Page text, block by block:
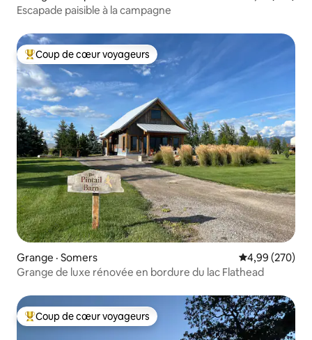
Escapade paisible à la campagne
Coup de cœur voyageurs parmi les plus aimés
Coup de cœur voyageurs
Grange · Somers Note
4,99 (270)
Grange de luxe rénovée en bordure du lac Flathead
Coup de cœur voyageurs parmi les plus aimés
Coup de cœur voyageurs